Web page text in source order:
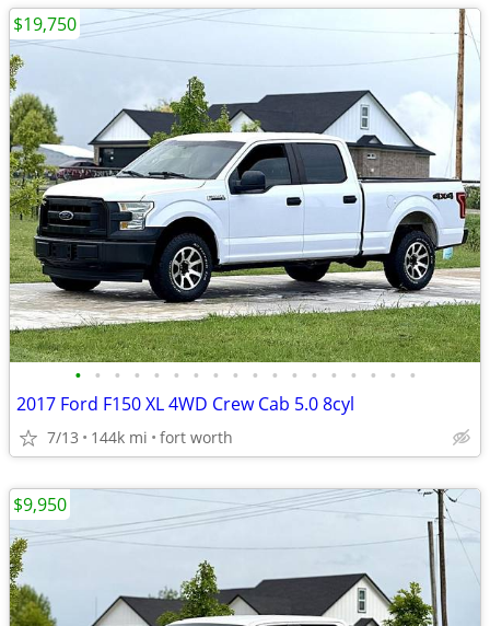
• • • • • • • • • • • • • • • • • •
2017 Ford F150 XL 4WD Crew Cab 5.0 8cyl
7/13 144k mi fort worth
$19,750
$9,950